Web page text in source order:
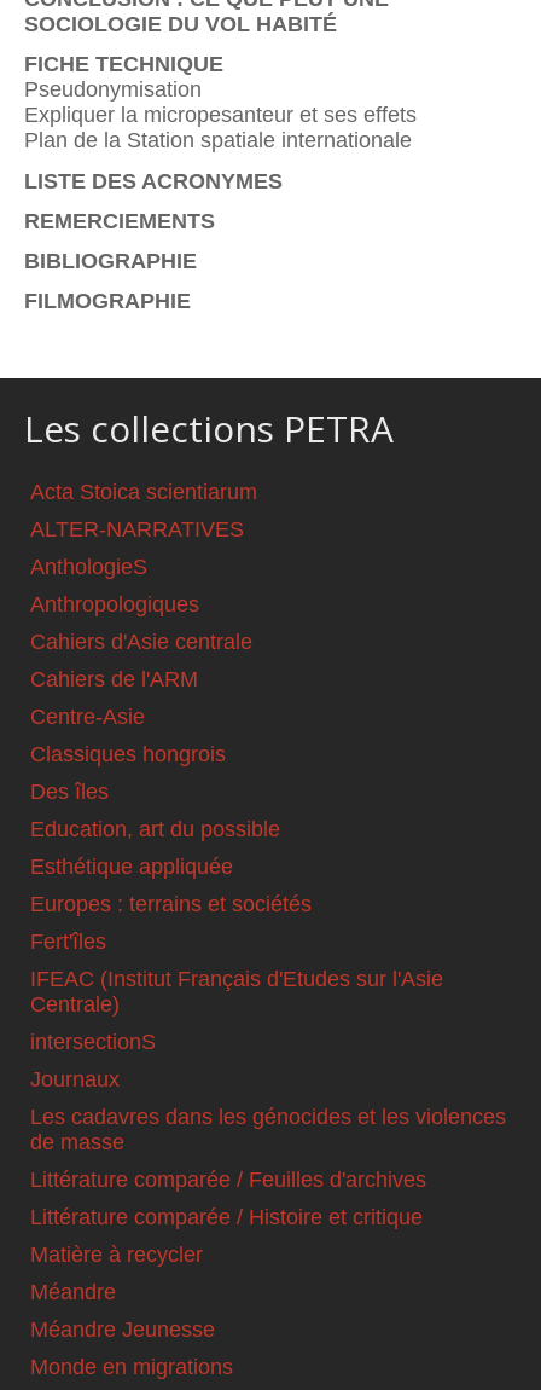
SOCIOLOGIE DU VOL HABITÉ
FICHE TECHNIQUE
Pseudonymisation
Expliquer la micropesanteur et ses effets
Plan de la Station spatiale internationale
LISTE DES ACRONYMES
REMERCIEMENTS
BIBLIOGRAPHIE
FILMOGRAPHIE
Les collections PETRA
Acta Stoica scientiarum
ALTER-NARRATIVES
AnthologieS
Anthropologiques
Cahiers d'Asie centrale
Cahiers de l'ARM
Centre-Asie
Classiques hongrois
Des îles
Education, art du possible
Esthétique appliquée
Europes : terrains et sociétés
Fert'îles
IFEAC (Institut Français d'Etudes sur l'Asie
Centrale)
intersectionS
Journaux
Les cadavres dans les génocides et les violences
de masse
Littérature comparée / Feuilles d'archives
Littérature comparée / Histoire et critique
Matière à recycler
Méandre
Méandre Jeunesse
Monde en migrations